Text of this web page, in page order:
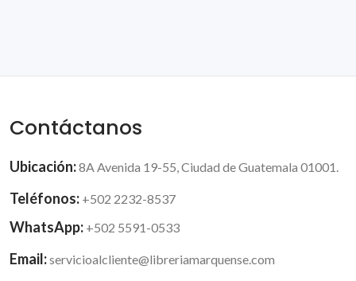
Contáctanos
Ubicación:8A Avenida 19-55, Ciudad de Guatemala 01001.
Teléfonos: +502 2232-8537
WhatsApp: +502 5591-0533
Email:servicioalcliente@libreriamarquense.com